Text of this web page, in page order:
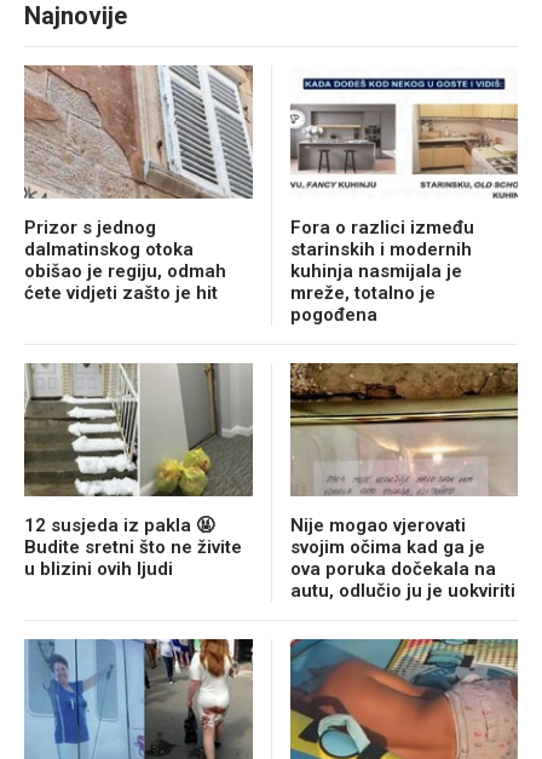
Najnovije
Prizor s jednog
dalmatinskog otoka
obišao je regiju, odmah
ćete vidjeti zašto je hit
Fora o razlici između
starinskih i modernih
kuhinja nasmijala je
mreže, totalno je
pogođena
12 susjeda iz pakla 🤬
Budite sretni što ne živite
u blizini ovih ljudi
Nije mogao vjerovati
svojim očima kad ga je
ova poruka dočekala na
autu, odlučio ju je uokviriti